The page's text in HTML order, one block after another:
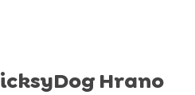
Hrano